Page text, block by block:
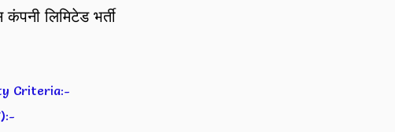
लिमिटेड भर्ती
Criteria:-